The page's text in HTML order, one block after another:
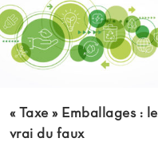
« Taxe » Emballages : le
vrai du faux